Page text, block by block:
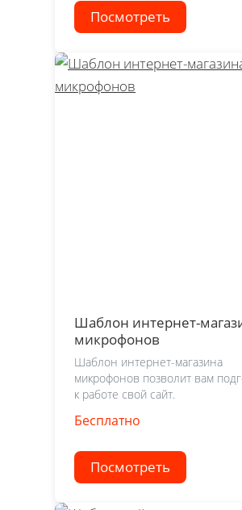
Посмотреть
Шаблон интернет-
микрофонов
Шаблон интернет-магазина
микрофонов позволит вам
к работе свой сайт.
Бесплатно
Посмотреть